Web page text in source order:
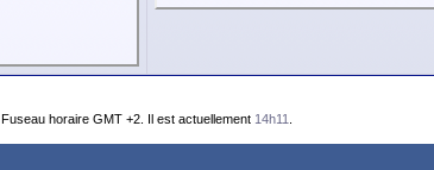
Fuseau horaire GMT +2. Il est actuellement 14h11